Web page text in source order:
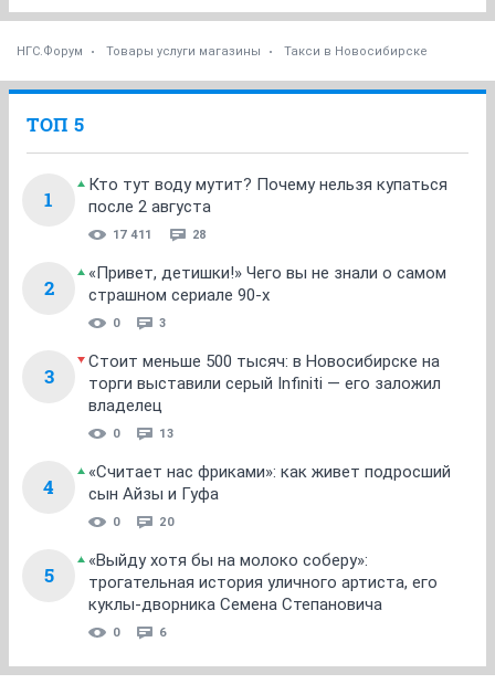
НГС.Форум Товары услуги магазины Такси в Новосибирске
ТОП 5
1
Кто тут воду мутит? Почему нельзя купаться
после 2 августа
17 411 28
2
«Привет, детишки!» Чего вы не знали о самом
страшном сериале 90-х
0 3
3
Стоит меньше 500 тысяч: в Новосибирске на
торги выставили серый Infiniti — его заложил
владелец
0 13
4
«Считает нас фриками»: как живет подросший
сын Айзы и Гуфа
0 20
5
«Выйду хотя бы на молоко соберу»:
трогательная история уличного артиста, его
куклы-дворника Семена Степановича
0 6